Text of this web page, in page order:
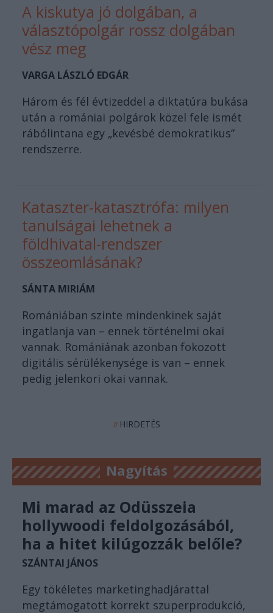
A kiskutya jó dolgában, a
választópolgár rossz dolgában
vész meg
VARGA LÁSZLÓ EDGÁR
Három és fél évtizeddel a diktatúra bukása
után a romániai polgárok közel fele ismét
rábólintana egy „kevésbé demokratikus”
rendszerre.
Kataszter-katasztrófa: milyen
tanulságai lehetnek a
földhivatal-rendszer
összeomlásának?
SÁNTA MIRIÁM
Romániában szinte mindenkinek saját
ingatlanja van – ennek történelmi okai
vannak. Romániának azonban fokozott
digitális sérülékenysége is van – ennek
pedig jelenkori okai vannak.
//HIRDETÉS
Nagyítás
Mi marad az Odüsszeia
hollywoodi feldolgozásából,
ha a hitet kilúgozzák belőle?
SZÁNTAI JÁNOS
Egy tökéletes marketinghadjárattal
megtámogatott korrekt szuperprodukció,